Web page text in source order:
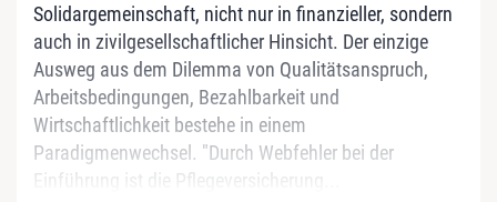
Solidargemeinschaft, nicht nur in finanzieller, sondern
auch in zivilgesellschaftlicher Hinsicht. Der einzige
Ausweg aus dem Dilemma von Qualitätsanspruch,
Arbeitsbedingungen, Bezahlbarkeit und
Wirtschaftlichkeit bestehe in einem
Paradigmenwechsel. "Durch Webfehler bei der
Einführung ist die Pflegeversicherung...